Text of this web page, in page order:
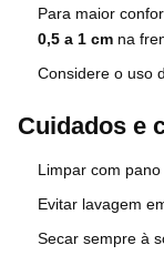
Para maior
0,5 a 1 cm na
Considere o uso
Cuidados e
Limpar com
Evitar lavagem
Secar sempre à